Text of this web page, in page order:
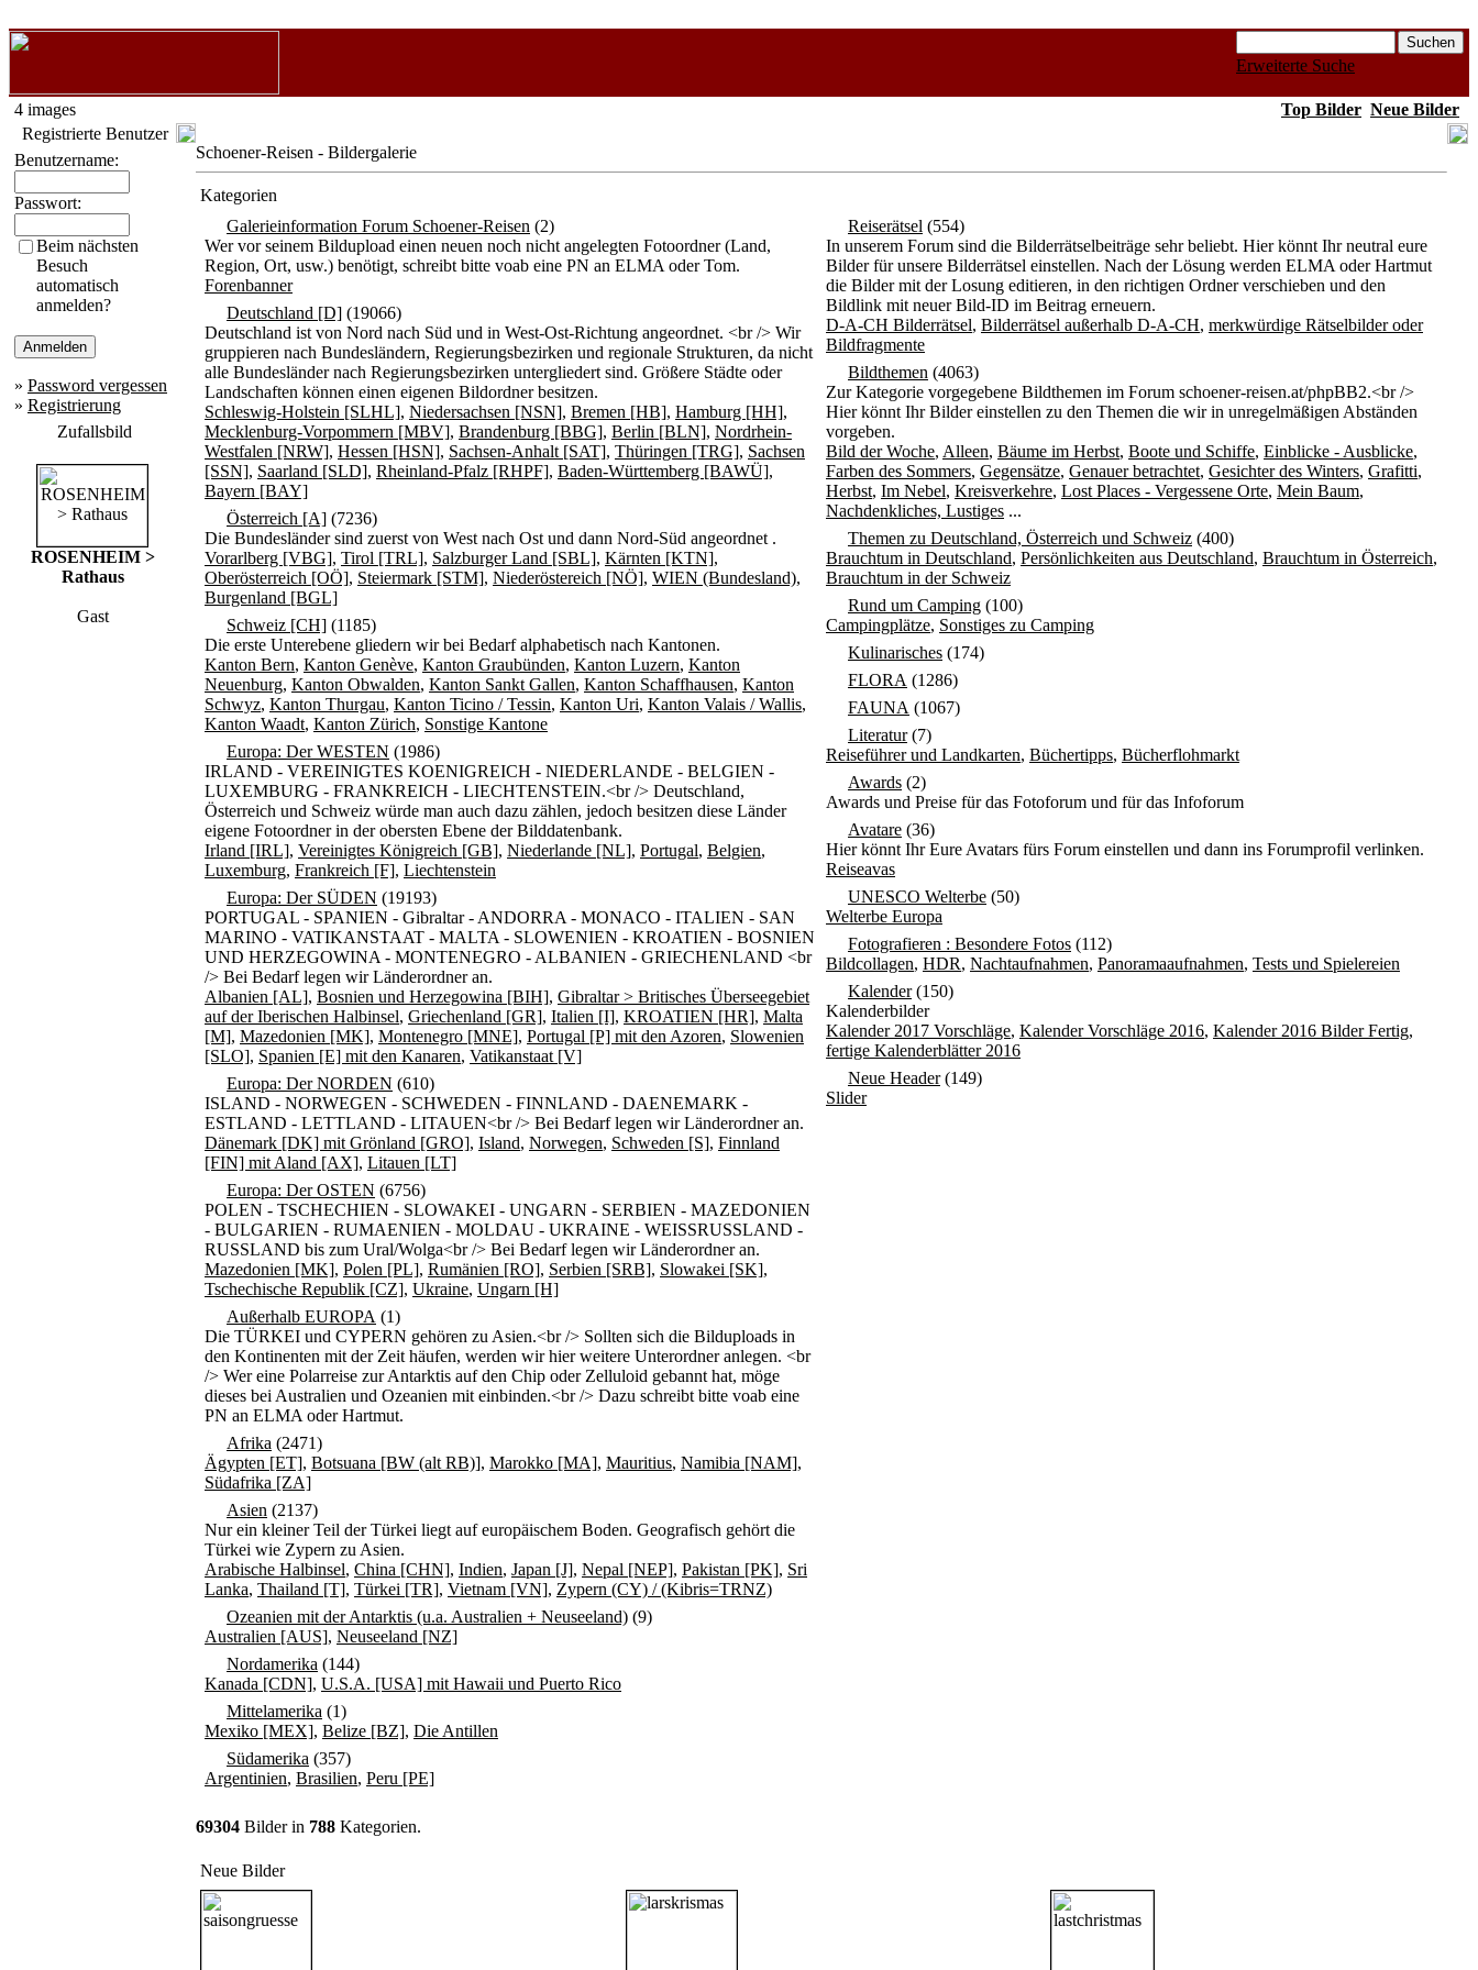
Erweiterte Suche
4 images Top Bilder Neue Bilder
Registrierte Benutzer
Benutzername:
Passwort:
Beim nächsten
Besuch
automatisch
anmelden?
» Password vergessen
» Registrierung
Zufallsbild
ROSENHEIM >
Rathaus
Gast
Schoener-Reisen - Bildergalerie
Kategorien
Galerieinformation Forum Schoener-Reisen (2)
Wer vor seinem Bildupload einen neuen noch nicht angelegten Fotoordner (Land,
Region, Ort, usw.) benötigt, schreibt bitte voab eine PN an ELMA oder Tom.
Forenbanner
Deutschland [D] (19066)
Deutschland ist von Nord nach Süd und in West-Ost-Richtung angeordnet. <br /> Wir
gruppieren nach Bundesländern, Regierungsbezirken und regionale Strukturen, da nicht
alle Bundesländer nach Regierungsbezirken untergliedert sind. Größere Städte oder
Landschaften können einen eigenen Bildordner besitzen.
Schleswig-Holstein [SLHL], Niedersachsen [NSN], Bremen [HB], Hamburg [HH],
Mecklenburg-Vorpommern [MBV], Brandenburg [BBG], Berlin [BLN], Nordrhein-
Westfalen [NRW], Hessen [HSN], Sachsen-Anhalt [SAT], Thüringen [TRG], Sachsen
[SSN], Saarland [SLD], Rheinland-Pfalz [RHPF], Baden-Württemberg [BAWÜ],
Bayern [BAY]
Österreich [A] (7236)
Die Bundesländer sind zuerst von West nach Ost und dann Nord-Süd angeordnet .
Vorarlberg [VBG], Tirol [TRL], Salzburger Land [SBL], Kärnten [KTN],
Oberösterreich [OÖ], Steiermark [STM], Niederöstereich [NÖ], WIEN (Bundesland),
Burgenland [BGL]
Schweiz [CH] (1185)
Die erste Unterebene gliedern wir bei Bedarf alphabetisch nach Kantonen.
Kanton Bern, Kanton Genève, Kanton Graubünden, Kanton Luzern, Kanton
Neuenburg, Kanton Obwalden, Kanton Sankt Gallen, Kanton Schaffhausen, Kanton
Schwyz, Kanton Thurgau, Kanton Ticino / Tessin, Kanton Uri, Kanton Valais / Wallis,
Kanton Waadt, Kanton Zürich, Sonstige Kantone
Europa: Der WESTEN (1986)
IRLAND - VEREINIGTES KOENIGREICH - NIEDERLANDE - BELGIEN -
LUXEMBURG - FRANKREICH - LIECHTENSTEIN.<br /> Deutschland,
Österreich und Schweiz würde man auch dazu zählen, jedoch besitzen diese Länder
eigene Fotoordner in der obersten Ebene der Bilddatenbank.
Irland [IRL], Vereinigtes Königreich [GB], Niederlande [NL], Portugal, Belgien,
Luxemburg, Frankreich [F], Liechtenstein
Europa: Der SÜDEN (19193)
PORTUGAL - SPANIEN - Gibraltar - ANDORRA - MONACO - ITALIEN - SAN
MARINO - VATIKANSTAAT - MALTA - SLOWENIEN - KROATIEN - BOSNIEN
UND HERZEGOWINA - MONTENEGRO - ALBANIEN - GRIECHENLAND <br
/> Bei Bedarf legen wir Länderordner an.
Albanien [AL], Bosnien und Herzegowina [BIH], Gibraltar > Britisches Überseegebiet
auf der Iberischen Halbinsel, Griechenland [GR], Italien [I], KROATIEN [HR], Malta
[M], Mazedonien [MK], Montenegro [MNE], Portugal [P] mit den Azoren, Slowenien
[SLO], Spanien [E] mit den Kanaren, Vatikanstaat [V]
Europa: Der NORDEN (610)
ISLAND - NORWEGEN - SCHWEDEN - FINNLAND - DAENEMARK -
ESTLAND - LETTLAND - LITAUEN<br /> Bei Bedarf legen wir Länderordner an.
Dänemark [DK] mit Grönland [GRO], Island, Norwegen, Schweden [S], Finnland
[FIN] mit Aland [AX], Litauen [LT]
Europa: Der OSTEN (6756)
POLEN - TSCHECHIEN - SLOWAKEI - UNGARN - SERBIEN - MAZEDONIEN
- BULGARIEN - RUMAENIEN - MOLDAU - UKRAINE - WEISSRUSSLAND -
RUSSLAND bis zum Ural/Wolga<br /> Bei Bedarf legen wir Länderordner an.
Mazedonien [MK], Polen [PL], Rumänien [RO], Serbien [SRB], Slowakei [SK],
Tschechische Republik [CZ], Ukraine, Ungarn [H]
Außerhalb EUROPA (1)
Die TÜRKEI und CYPERN gehören zu Asien.<br /> Sollten sich die Bilduploads in
den Kontinenten mit der Zeit häufen, werden wir hier weitere Unterordner anlegen. <br
/> Wer eine Polarreise zur Antarktis auf den Chip oder Zelluloid gebannt hat, möge
dieses bei Australien und Ozeanien mit einbinden.<br /> Dazu schreibt bitte voab eine
PN an ELMA oder Hartmut.
Afrika (2471)
Ägypten [ET], Botsuana [BW (alt RB)], Marokko [MA], Mauritius, Namibia [NAM],
Südafrika [ZA]
Asien (2137)
Nur ein kleiner Teil der Türkei liegt auf europäischem Boden. Geografisch gehört die
Türkei wie Zypern zu Asien.
Arabische Halbinsel, China [CHN], Indien, Japan [J], Nepal [NEP], Pakistan [PK], Sri
Lanka, Thailand [T], Türkei [TR], Vietnam [VN], Zypern (CY) / (Kibris=TRNZ)
Ozeanien mit der Antarktis (u.a. Australien + Neuseeland) (9)
Australien [AUS], Neuseeland [NZ]
Nordamerika (144)
Kanada [CDN], U.S.A. [USA] mit Hawaii und Puerto Rico
Mittelamerika (1)
Mexiko [MEX], Belize [BZ], Die Antillen
Südamerika (357)
Argentinien, Brasilien, Peru [PE]
Reiserätsel (554)
In unserem Forum sind die Bilderrätselbeiträge sehr beliebt. Hier könnt Ihr neutral eure
Bilder für unsere Bilderrätsel einstellen. Nach der Lösung werden ELMA oder Hartmut
die Bilder mit der Losung editieren, in den richtigen Ordner verschieben und den
Bildlink mit neuer Bild-ID im Beitrag erneuern.
D-A-CH Bilderrätsel, Bilderrätsel außerhalb D-A-CH, merkwürdige Rätselbilder oder
Bildfragmente
Bildthemen (4063)
Zur Kategorie vorgegebene Bildthemen im Forum schoener-reisen.at/phpBB2.<br />
Hier könnt Ihr Bilder einstellen zu den Themen die wir in unregelmäßigen Abständen
vorgeben.
Bild der Woche, Alleen, Bäume im Herbst, Boote und Schiffe, Einblicke - Ausblicke,
Farben des Sommers, Gegensätze, Genauer betrachtet, Gesichter des Winters, Grafitti,
Herbst, Im Nebel, Kreisverkehre, Lost Places - Vergessene Orte, Mein Baum,
Nachdenkliches, Lustiges ...
Themen zu Deutschland, Österreich und Schweiz (400)
Brauchtum in Deutschland, Persönlichkeiten aus Deutschland, Brauchtum in Österreich,
Brauchtum in der Schweiz
Rund um Camping (100)
Campingplätze, Sonstiges zu Camping
Kulinarisches (174)
FLORA (1286)
FAUNA (1067)
Literatur(7)
Reiseführer und Landkarten, Büchertipps, Bücherflohmarkt
Awards (2)
Awards und Preise für das Fotoforum und für das Infoforum
Avatare (36)
Hier könnt Ihr Eure Avatars fürs Forum einstellen und dann ins Forumprofil verlinken.
Reiseavas
UNESCO Welterbe (50)
Welterbe Europa
Fotografieren : Besondere Fotos (112)
Bildcollagen, HDR, Nachtaufnahmen, Panoramaaufnahmen, Tests und Spielereien
Kalender(150)
Kalenderbilder
Kalender 2017 Vorschläge, Kalender Vorschläge 2016, Kalender 2016 Bilder Fertig,
fertige Kalenderblätter 2016
Neue Header(149)
Slider
69304 Bilder in 788 Kategorien.
Neue Bilder